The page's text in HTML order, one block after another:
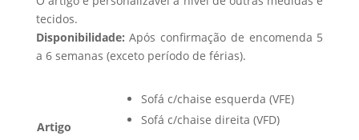
tecidos.
Disponibilidade: Após confirmação de encomenda 5
a 6 semanas (exceto período de férias).
Artigo
Sofá c/chaise esquerda (VFE)
Sofá c/chaise direita (VFD)